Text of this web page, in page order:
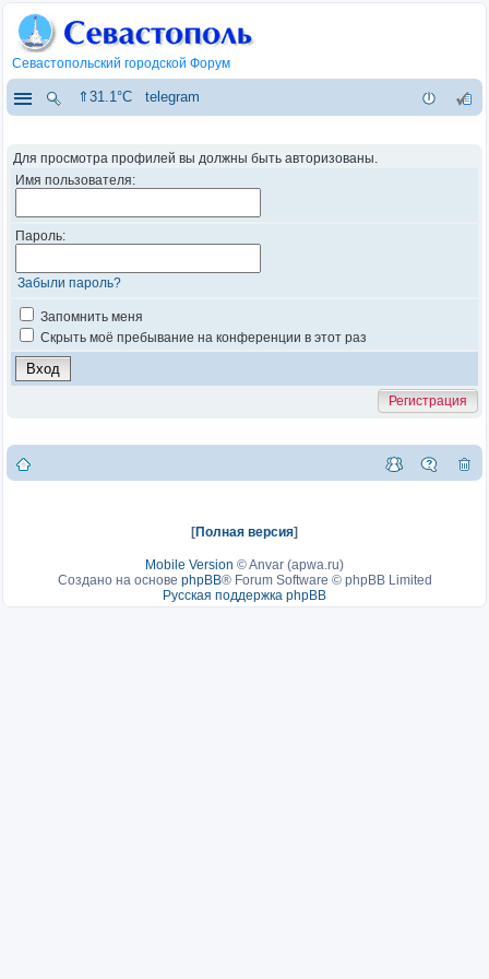
Севастопольский городской Форум
⇑31.1°C telegram
Для просмотра профилей вы должны быть авторизованы.
Имя пользователя:
Пароль:
Забыли пароль?
Запомнить меня
Скрыть моё пребывание на конференции в этот раз
Регистрация
[Полная версия]
Mobile Version ©Anvar (apwa.ru)
Создано на основе phpBB® Forum Software © phpBB Limited
Русская поддержка phpBB